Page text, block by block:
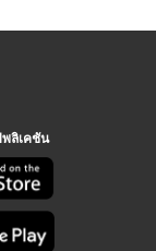
ลิเคชัน